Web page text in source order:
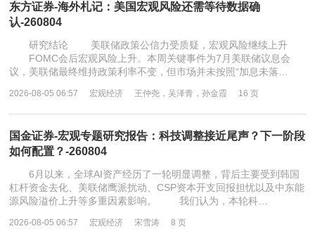
东方证券-海外札记：美国宏观风险还需等待数据确
认-260804
研究结论 美联储政策公信力受质疑，宏观风险继续上升
FOMC会后宏观风险上升。本周关键事件为7月美联储议息会
议，美联储最终维持政策利率不变，但市场并未按照“加息未落…
2026-08-05 06:57 宏观经济 王仲尧，吴泽青，孙金霞 16 页
国金证券-宏观专题研究报告：科技调整接近尾声？下一阶段
如何配置？-260804
6月以来，全球AI资产经历了一轮明显调整，背后主要受到韩国
杠杆资金去化、美联储鹰派扰动、CSP资本开支回报担忧以及中东能
源风险溢价上升等多重因素影响。 我们认为，本轮科…
2026-08-05 06:57 宏观经济 宋雪涛 8 页